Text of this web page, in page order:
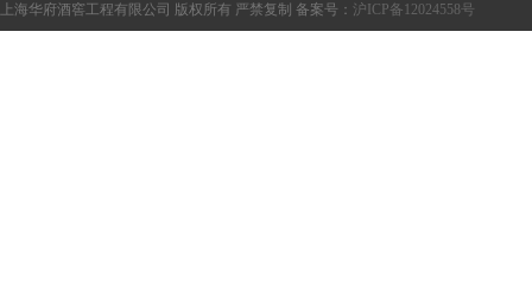
上海华府酒窖工程有限公司 版权所有 严禁复制 备案号： 沪ICP备12024558号